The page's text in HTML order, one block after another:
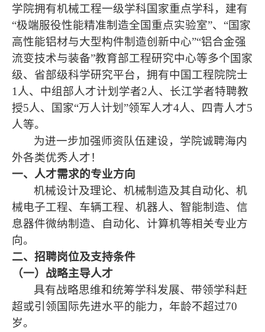
学院拥有机械工程一级学科国家重点学科，建有
“极端服役性能精准制造全国重点实验室”、“国家
高性能铝材与大型构件制造创新中心”“铝合金强
流变技术与装备”教育部工程研究中心等多个国家
级、省部级科学研究平台，拥有中国工程院院士
1 人、中组部人才计划学者2人、长江学者特聘教
授5人、国家“万人计划”领军人才4人、四青人才5
人等。
为进一步加强师资队伍建设，学院诚聘海内
外各类优秀人才！
一、人才需求的专业方向
机械设计及理论、机械制造及其自动化、机
械电子工程、车辆工程、机器人、智能制造、信
息器件微纳制造、自动化、计算机等相关专业方
向。
二、招聘岗位及支持条件
（一）战略主导人才
具有战略思维和统筹学科发展、带领学科赶
超或引领国际先进水平的能力，年龄不超过70
岁。